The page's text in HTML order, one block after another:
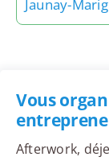
Jaunay-
Vous
Afterwork,